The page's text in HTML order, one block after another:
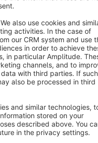
4 November 2019 15:43